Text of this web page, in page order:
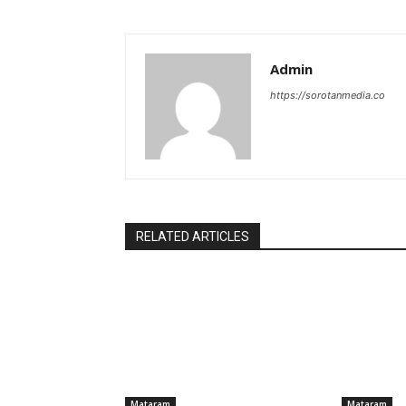
Admin
https://sorotanmedia.co
RELATED ARTICLES